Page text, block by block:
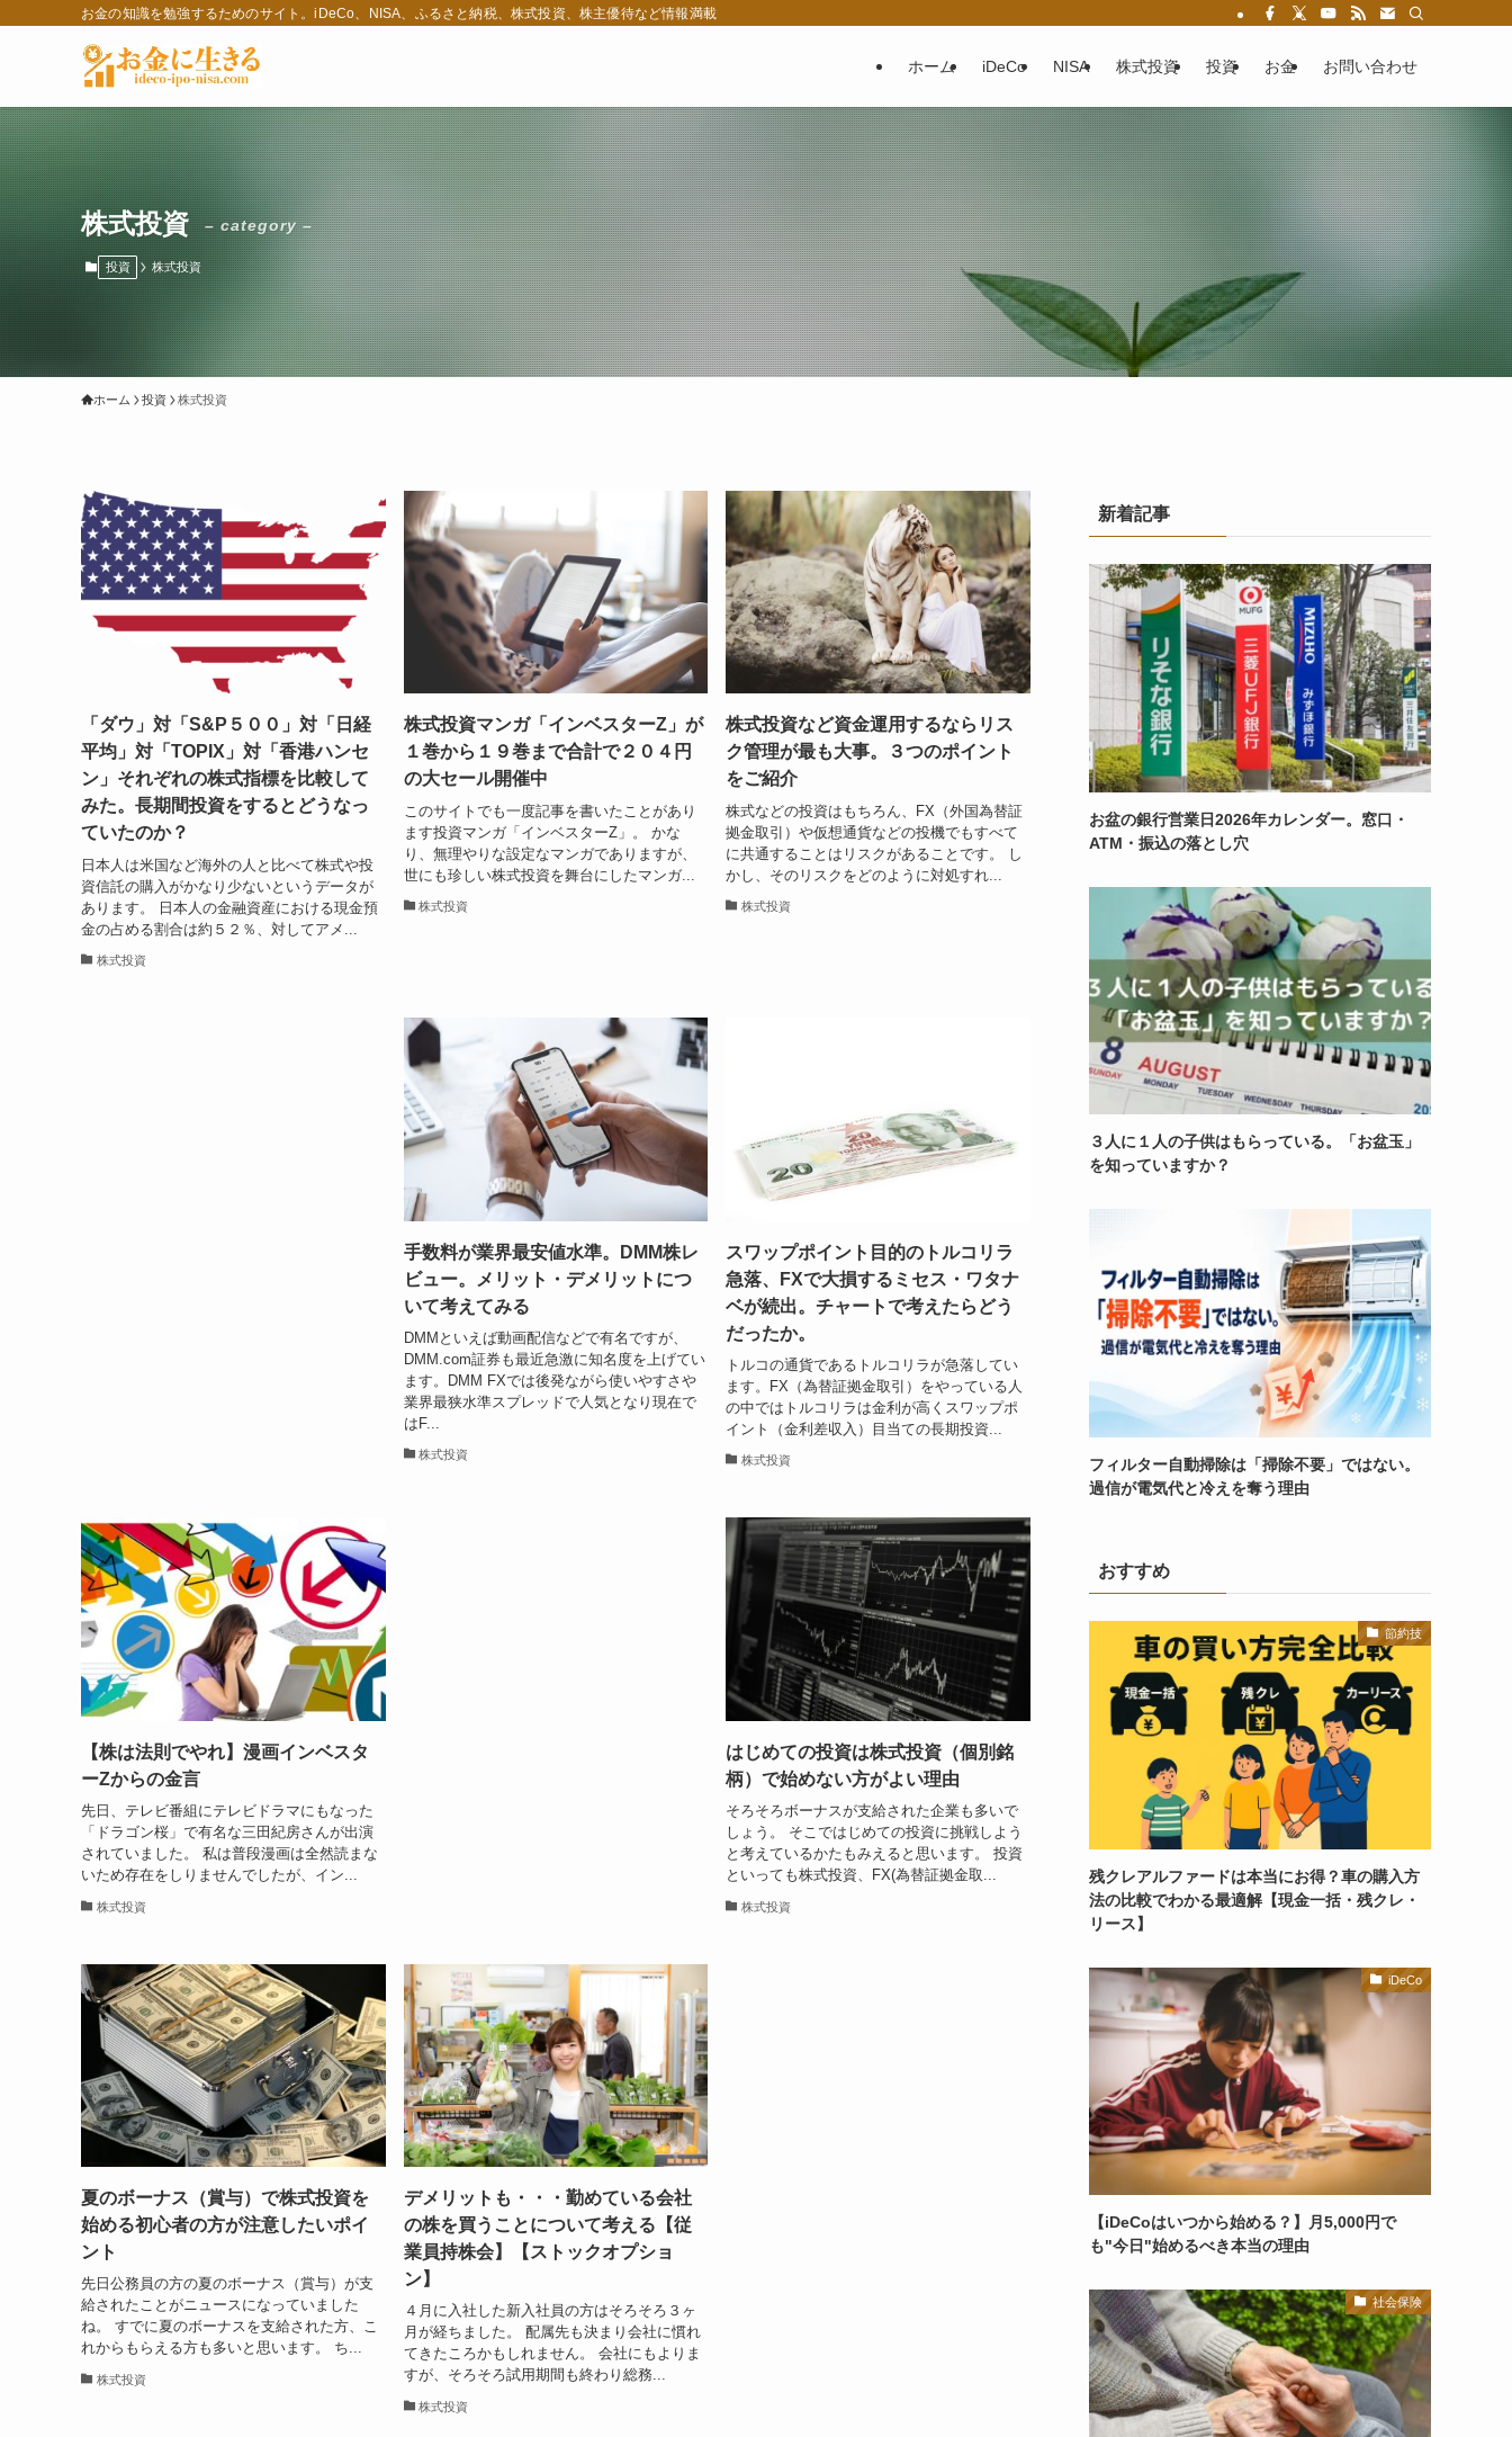
お金の知識を勉強するためのサイト。iDeCo、NISA、ふるさと納税、株式投資、株主優待など情報満載
ホーム iDeCo NISA 株式投資 投資 お金 お問い合わせ
株式投資 – category –
投資 株式投資
ホーム 投資 株式投資
「ダウ」対「S&P５００」対「日経
平均」対「TOPIX」対「香港ハンセ
ン」それぞれの株式指標を比較して
みた。長期間投資をするとどうなっ
ていたのか？
日本人は米国など海外の人と比べて株式や投
資信託の購入がかなり少ないというデータが
あります。 日本人の金融資産における現金預
金の占める割合は約５２％、対してアメ...
株式投資
株式投資マンガ「インベスターZ」が
１巻から１９巻まで合計で２０４円
の大セール開催中
このサイトでも一度記事を書いたことがあり
ます投資マンガ「インベスターZ」。 かな
り、無理やりな設定なマンガでありますが、
世にも珍しい株式投資を舞台にしたマンガ...
株式投資
株式投資など資金運用するならリス
ク管理が最も大事。３つのポイント
をご紹介
株式などの投資はもちろん、FX（外国為替証
拠金取引）や仮想通貨などの投機でもすべて
に共通することはリスクがあることです。 し
かし、そのリスクをどのように対処すれ...
株式投資
手数料が業界最安値水準。DMM株レ
ビュー。メリット・デメリットにつ
いて考えてみる
DMMといえば動画配信などで有名ですが、
DMM.com証券も最近急激に知名度を上げてい
ます。DMM FXでは後発ながら使いやすさや
業界最狭水準スプレッドで人気となり現在で
はF...
株式投資
スワップポイント目的のトルコリラ
急落、FXで大損するミセス・ワタナ
ベが続出。チャートで考えたらどう
だったか。
トルコの通貨であるトルコリラが急落してい
ます。FX（為替証拠金取引）をやっている人
の中ではトルコリラは金利が高くスワップポ
イント（金利差収入）目当ての長期投資...
株式投資
【株は法則でやれ】漫画インベスタ
ーZからの金言
先日、テレビ番組にテレビドラマにもなった
「ドラゴン桜」で有名な三田紀房さんが出演
されていました。 私は普段漫画は全然読まな
いため存在をしりませんでしたが、イン...
株式投資
はじめての投資は株式投資（個別銘
柄）で始めない方がよい理由
そろそろボーナスが支給された企業も多いで
しょう。 そこではじめての投資に挑戦しよう
と考えているかたもみえると思います。 投資
といっても株式投資、FX(為替証拠金取...
株式投資
夏のボーナス（賞与）で株式投資を
始める初心者の方が注意したいポイ
ント
先日公務員の方の夏のボーナス（賞与）が支
給されたことがニュースになっていました
ね。 すでに夏のボーナスを支給された方、こ
れからもらえる方も多いと思います。 ち...
株式投資
デメリットも・・・勤めている会社
の株を買うことについて考える【従
業員持株会】【ストックオプショ
ン】
４月に入社した新入社員の方はそろそろ３ヶ
月が経ちました。 配属先も決まり会社に慣れ
てきたころかもしれません。 会社にもよりま
すが、そろそろ試用期間も終わり総務...
株式投資
新着記事
お盆の銀行営業日2026年カレンダー。窓口・
ATM・振込の落とし穴
３人に１人の子供はもらっている。「お盆玉」
を知っていますか？
フィルター自動掃除は「掃除不要」ではない。
過信が電気代と冷えを奪う理由
おすすめ
節約技
残クレアルファードは本当にお得？車の購入方
法の比較でわかる最適解【現金一括・残クレ・
リース】
iDeCo
【iDeCoはいつから始める？】月5,000円で
も"今日"始めるべき本当の理由
社会保険